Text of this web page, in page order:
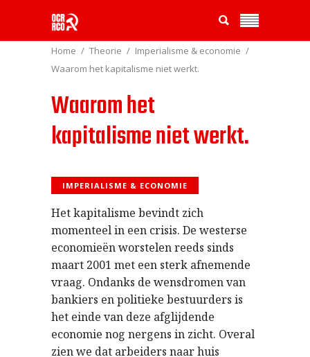
Home Theorie
Imperialisme & economie
Waarom het kapitalisme niet werkt.
Waarom het
kapitalisme niet werkt.
IMPERIALISME & ECONOMIE
Het kapitalisme bevindt zich
momenteel in een crisis. De westerse
economieën worstelen reeds sinds
maart 2001 met een sterk afnemende
vraag. Ondanks de wensdromen van
bankiers en politieke bestuurders is
het einde van deze afglijdende
economie nog nergens in zicht. Overal
zien we dat arbeiders naar huis